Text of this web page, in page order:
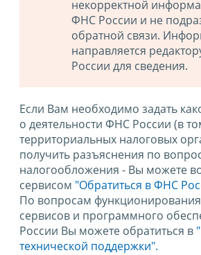
некорректной
ФНС России и не
обратной связи.
направляется
России для сведения.
Если Вам необходимо задать
о деятельности ФНС России (в
территориальных налоговых
получить разъяснения по
налогообложения - Вы можете
сервисом "Обратиться в ФНС
По вопросам
сервисов и программного
России Вы можете обратиться в
технической поддержки".